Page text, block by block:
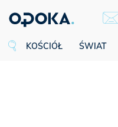
KOŚCIÓŁ ŚWIAT